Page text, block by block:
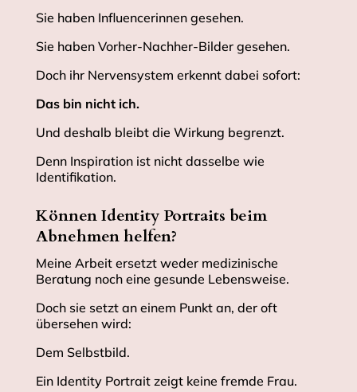
Sie haben Influencerinnen gesehen.
Sie haben Vorher-Nachher-Bilder gesehen.
Doch ihr Nervensystem erkennt dabei sofort:
Das bin nicht ich.
Und deshalb bleibt die Wirkung begrenzt.
Denn Inspiration ist nicht dasselbe wie
Identifikation.
Können Identity Portraits beim
Abnehmen helfen?
Meine Arbeit ersetzt weder medizinische
Beratung noch eine gesunde Lebensweise.
Doch sie setzt an einem Punkt an, der oft
übersehen wird:
Dem Selbstbild.
Ein Identity Portrait zeigt keine fremde Frau.